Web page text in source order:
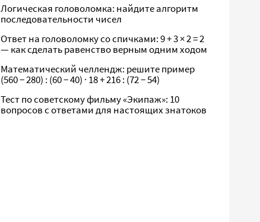
Логическая головоломка: найдите алгоритм
последовательности чисел
Ответ на головоломку со спичками: 9 + 3 × 2 = 2
— как сделать равенство верным одним ходом
Математический челлендж: решите пример
(560 − 280) : (60 − 40) · 18 + 216 : (72 − 54)
Тест по советскому фильму «Экипаж»: 10
вопросов с ответами для настоящих знатоков